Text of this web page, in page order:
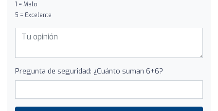
1 = Malo
5 = Excelente
Pregunta de seguridad: ¿Cuánto suman 6+6?